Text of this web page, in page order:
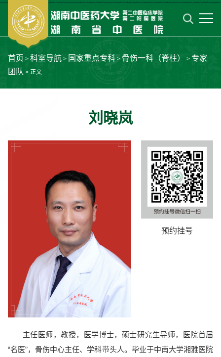
首页 > 科室导航> 国家重点专科> 骨伤一科（脊柱） > 专家
团队 > 正文
刘晓岚
预约挂号
主任医师，教授，医学博士，硕士研究生导师，医院首届
“名医”，骨伤中心主任、学科带头人。毕业于中南大学湘雅医院